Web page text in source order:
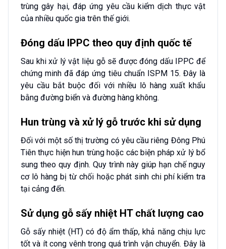
trùng gây hại, đáp ứng yêu cầu kiểm dịch thực vật
của nhiều quốc gia trên thế giới.
Đóng dấu IPPC theo quy định quốc tế
Sau khi xử lý vật liệu gỗ sẽ được đóng dấu IPPC để
chứng minh đã đáp ứng tiêu chuẩn ISPM 15. Đây là
yêu cầu bắt buộc đối với nhiều lô hàng xuất khẩu
bằng đường biển và đường hàng không.
Hun trùng và xử lý gỗ trước khi sử dụng
Đối với một số thị trường có yêu cầu riêng Đông Phú
Tiên thực hiện hun trùng hoặc các biện pháp xử lý bổ
sung theo quy định. Quy trình này giúp hạn chế nguy
cơ lô hàng bị từ chối hoặc phát sinh chi phí kiểm tra
tại cảng đến.
Sử dụng gỗ sấy nhiệt HT chất lượng cao
Gỗ sấy nhiệt (HT) có độ ẩm thấp, khả năng chịu lực
tốt và ít cong vênh trong quá trình vận chuyển. Đây là